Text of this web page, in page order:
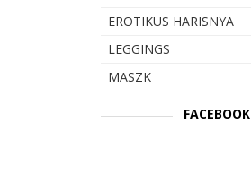
EROTIKUS HARISNYA
LEGGINGS
MASZK
FACEBOOK